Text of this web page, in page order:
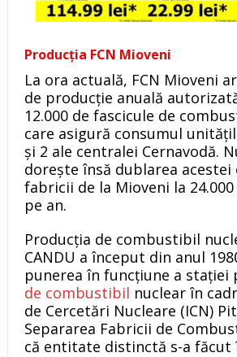
Producția FCN Mioveni
La ora actuală, FCN Mioveni
de producție anuală
12.000 de fascicule de
care asigură consumul
și 2 ale centralei Cernavodă.
dorește însă dublarea acestei
fabricii de la Mioveni la
pe an.
Producția de combustibil
CANDU a început din anul
punerea în funcțiune a stației
de combustibil nuclear în
de Cercetări Nucleare (ICN)
Separarea Fabricii de
că entitate distinctă s-a făcut